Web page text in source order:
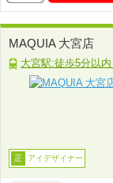
MAQUIA 大宮店
大宮駅:徒歩5分以内
正 アイデザイナー